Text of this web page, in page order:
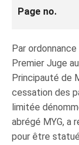
Page no.
Par
Premier Juge
Principauté de
cessation des
limitée
abrégé MYG, a
pour être